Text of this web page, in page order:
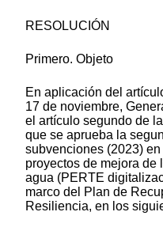
RESOLUCIÓN
Primero. Objeto
En aplicación del
17 de noviembre,
el artículo segundo de
que se aprueba la
subvenciones (2023)
proyectos de mejora de
agua (PERTE
marco del Plan de
Resiliencia, en los